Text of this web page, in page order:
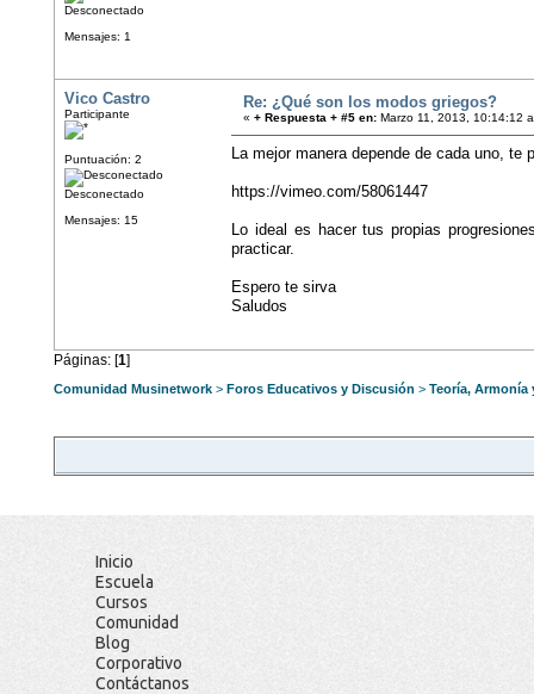
Desconectado
Mensajes: 1
Vico Castro
Participante
Puntuación: 2
Desconectado
Mensajes: 15
Re: ¿Qué son los modos griegos?
« + Respuesta + #5 en: Marzo 11, 2013, 10:14:12
La mejor manera depende de cada uno, te
https://vimeo.com/58061447
Lo ideal es hacer tus propias
practicar.
Espero te sirva
Saludos
Páginas: [1]
Comunidad Musinetwork > Foros Educativos y Discusión > Teoría,
Inicio
Escuela
Cursos
Comunidad
Blog
Corporativo
Contáctanos